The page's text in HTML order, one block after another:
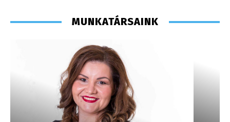
MUNKATÁRSAINK